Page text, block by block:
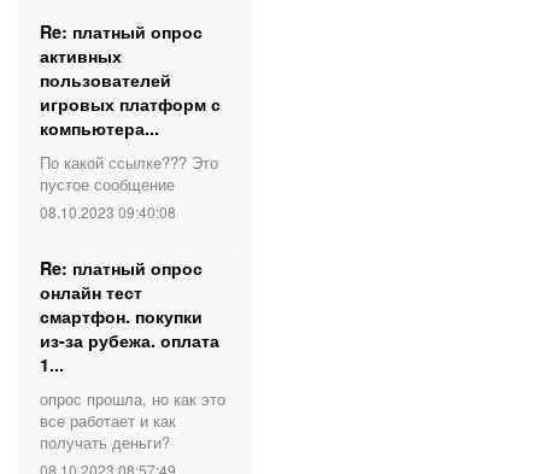
Re: платный опрос
активных
пользователей
игровых платформ с
компьютера...
По какой ссылке??? Это
пустое сообщение
08.10.2023 09:40:08
Re: платный опрос
онлайн тест
смартфон. покупки
из-за рубежа. оплата
1...
опрос прошла, но как это
все работает и как
получать деньги?